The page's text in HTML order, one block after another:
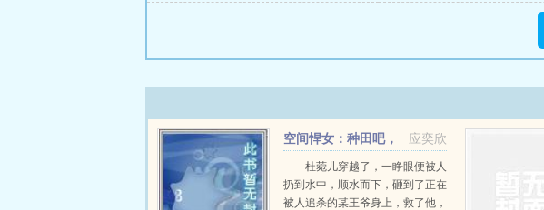
应奕欣
空间悍女：种田吧，
王爷！杜菀儿穿越了，一睁眼便被人
扔到水中，顺水而下，砸到了正在
被人追杀的某王爷身上，救了他，